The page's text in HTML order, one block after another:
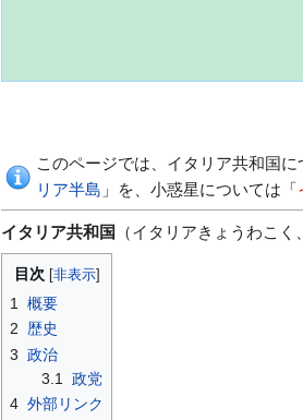
ビ
ゲ
ー
動
索
に
移
このページでは、イタリア共和国
リア半島 」を、小惑星については「
イタリア共和国 （イタリアきょうわこく
目次
1
概要
2
歴史
3 政治
3.1
政党
4 外部リンク